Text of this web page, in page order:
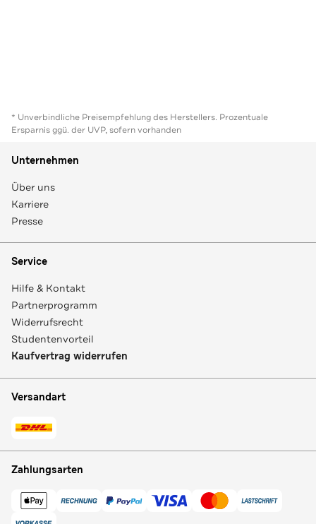
* Unverbindliche Preisempfehlung des Herstellers. Prozentuale
Ersparnis ggü. der UVP, sofern vorhanden
Unternehmen
Über uns
Karriere
Presse
Service
Hilfe & Kontakt
Partnerprogramm
Widerrufsrecht
Studentenvorteil
Kaufvertrag widerrufen
Versandart
Zahlungsarten